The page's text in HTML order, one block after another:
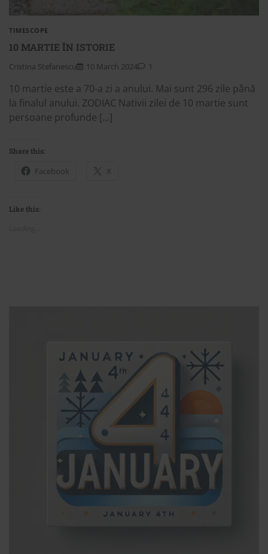
TIMESCOPE
10 MARTIE ÎN ISTORIE
Cristina Stefanescu 10 March 2024 1
10 martie este a 70-a zi a anului. Mai sunt 296 zile până
la finalul anului. ZODIAC Nativii zilei de 10 martie sunt
persoane profunde […]
Share this:
Facebook X
Like this: